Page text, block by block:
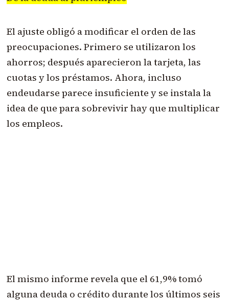
El ajuste obligó a modificar el orden de las
preocupaciones. Primero se utilizaron los
ahorros; después aparecieron la tarjeta, las
cuotas y los préstamos. Ahora, incluso
endeudarse parece insuficiente y se instala la
idea de que para sobrevivir hay que multiplicar
los empleos.
El mismo informe revela que el 61,9% tomó
alguna deuda o crédito durante los últimos seis